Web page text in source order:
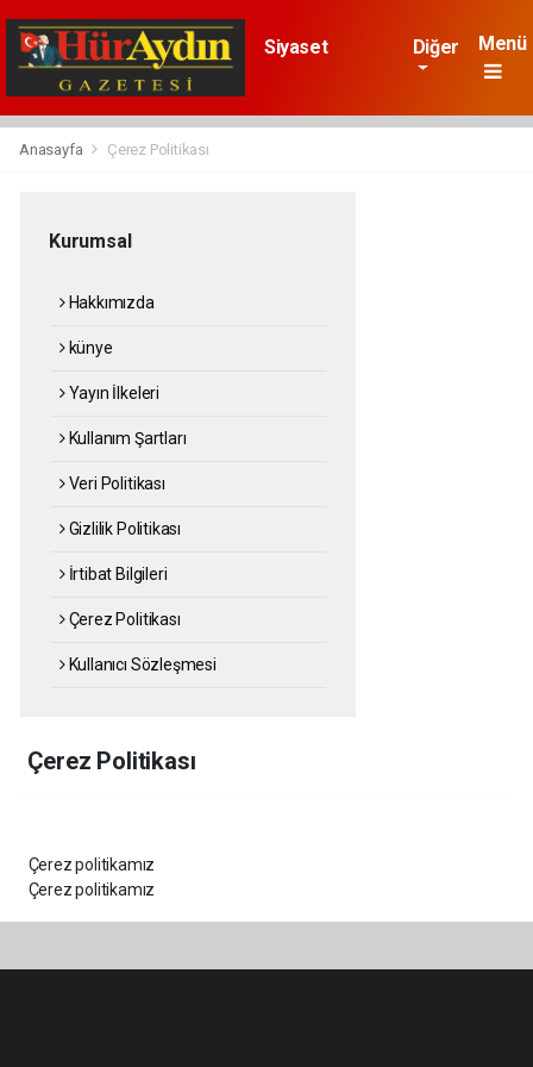
Siyaset
Ekonomi
Diğer Menü
Anasayfa Çerez Politikası
Kurumsal
Hakkımızda
künye
Yayın İlkeleri
Kullanım Şartları
Veri Politikası
Gizlilik Politikası
İrtibat Bilgileri
Çerez Politikası
Kullanıcı Sözleşmesi
Çerez Politikası
Çerez politikamız
Çerez politikamız